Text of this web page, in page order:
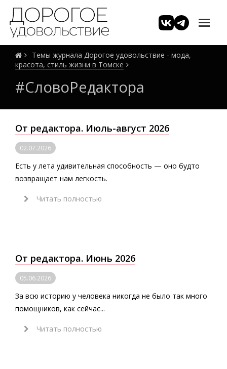
Темы журнала Дорогое удовольствие - мода,
красота, стиль жизни в Томске
#СловоРедактора
От редактора. Июль-август 2026
02.07.2026
Есть у лета удивительная способность — оно будто
возвращает нам легкость.
Читать полностью
От редактора. Июнь 2026
05.06.2026
За всю историю у человека никогда не было так много
помощников, как сейчас...
Читать полностью